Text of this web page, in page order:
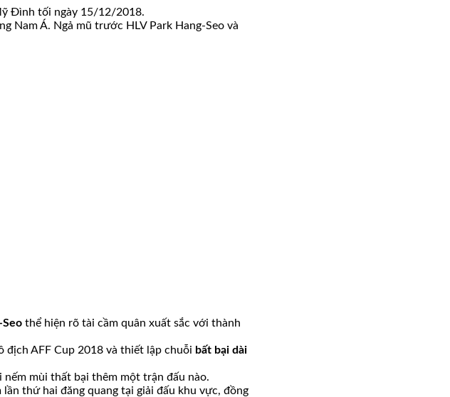
Đình tối ngày 15/12/2018.
Nam Á. Ngả mũ trước HLV Park Hang-Seo và
Seo thể hiện rõ tài cầm quân xuất sắc với thành
địch AFF Cup 2018 và thiết lập chuỗi bất bại dài
nếm mùi thất bại thêm một trận đấu nào.
thứ hai đăng quang tại giải đấu khu vực, đồng